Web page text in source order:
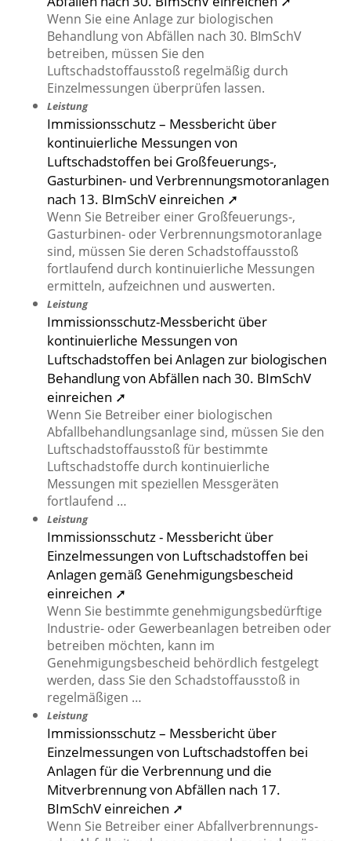
Wenn Sie eine Anlage zur biologischen
Behandlung von Abfällen nach 30. BImSchV
betreiben, müssen Sie den
Luftschadstoffausstoß regelmäßig durch
Einzelmessungen überprüfen lassen.
Leistung
Immissionsschutz – Messbericht über
kontinuierliche Messungen von
Luftschadstoffen bei Großfeuerungs-,
Gasturbinen- und Verbrennungsmotoranlagen
nach 13. BImSchV einreichen ➚
Wenn Sie Betreiber einer Großfeuerungs-,
Gasturbinen- oder Verbrennungsmotoranlage
sind, müssen Sie deren Schadstoffausstoß
fortlaufend durch kontinuierliche Messungen
ermitteln, aufzeichnen und auswerten.
Leistung
Immissionsschutz-Messbericht über
kontinuierliche Messungen von
Luftschadstoffen bei Anlagen zur biologischen
Behandlung von Abfällen nach 30. BImSchV
einreichen ➚
Wenn Sie Betreiber einer biologischen
Abfallbehandlungsanlage sind, müssen Sie den
Luftschadstoffausstoß für bestimmte
Luftschadstoffe durch kontinuierliche
Messungen mit speziellen Messgeräten
fortlaufend …
Leistung
Immissionsschutz - Messbericht über
Einzelmessungen von Luftschadstoffen bei
Anlagen gemäß Genehmigungsbescheid
einreichen ➚
Wenn Sie bestimmte genehmigungsbedürftige
Industrie- oder Gewerbeanlagen betreiben oder
betreiben möchten, kann im
Genehmigungsbescheid behördlich festgelegt
werden, dass Sie den Schadstoffausstoß in
regelmäßigen …
Leistung
Immissionsschutz – Messbericht über
Einzelmessungen von Luftschadstoffen bei
Anlagen für die Verbrennung und die
Mitverbrennung von Abfällen nach 17.
BImSchV einreichen ➚
Wenn Sie Betreiber einer Abfallverbrennungs-